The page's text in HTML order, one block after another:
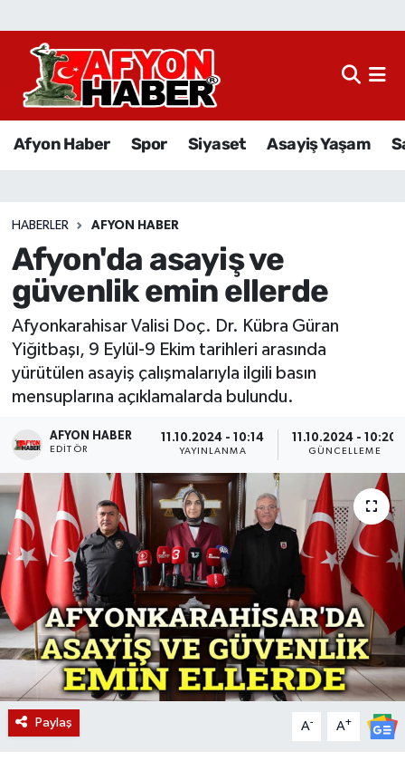
Afyon Haber Spor Siyaset Asayiş Yaşam
HABERLER AFYON HABER
Afyon'da asayiş ve
güvenlik emin ellerde
Afyonkarahisar Valisi Doç. Dr. Kübra Güran
Yiğitbaşı, 9 Eylül-9 Ekim tarihleri arasında
yürütülen asayiş çalışmalarıyla ilgili basın
mensuplarına açıklamalarda bulundu.
AFYON HABER
EDITÖR
11.10.2024 - 10:14
YAYINLANMA
11.10.2024 - 10:20
GÜNCELLEME
Paylaş A- A+
Afyon Haber
Sağlık
Eğitim
Sivil Toplum
Ekonomi
Magazin
Etkinlikler